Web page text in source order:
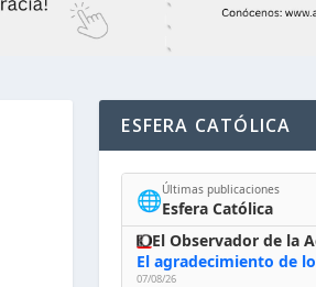
ESFERA CATÓLICA
🌐Últimas publicaciones
Esfera Católica
07/08/26